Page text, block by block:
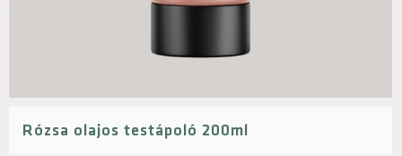
Rózsa olajos testápoló 200ml